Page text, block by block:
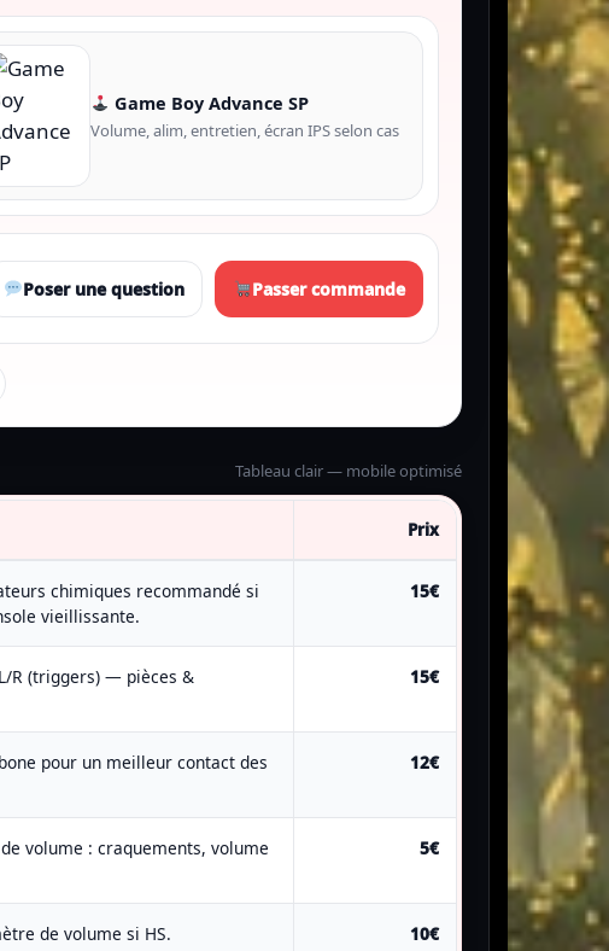
Game Boy Advance SP
Volume, alim, entretien, écran IPS selon cas
Poser une question Passer commande
Tableau clair — mobile optimisé
Prix
chimiques recommandé si
vieillissante.
15€
R (triggers) — pièces &
15€
pour un meilleur contact des
12€
volume : craquements, volume
5€
de volume si HS. 10€